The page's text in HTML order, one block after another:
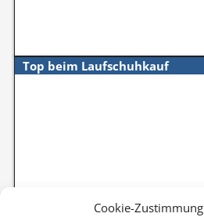
Cookie-Zustimmung
Top beim Laufschuhkauf